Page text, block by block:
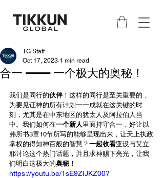
合一 —— 一个极大的奥秘！
TG Staff
Oct 17, 2023 1 min read
我们是同行的伙伴！这样的同行是至关重要的，
为要见证神的所有计划一一成就在这关键的时
刻，尤其是在中东地区的犹太人及阿拉伯人当
中。我们如何在一个新人 里面持守合一，好让以
弗所书3章10节所写的能够呈现出来，让天上执政
掌权的得知神百般的智慧？ 一起收看亚设与艾立
耶讨论这个热门话题，并且求神赐下亮光，让我
们明白这极大的奥秘！
https://youtu.be/1sE9ZIJKZ00?